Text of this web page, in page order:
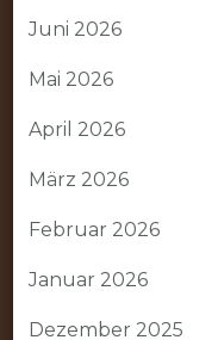
Juni 2026
Mai 2026
April 2026
März 2026
Februar 2026
Januar 2026
Dezember 2025